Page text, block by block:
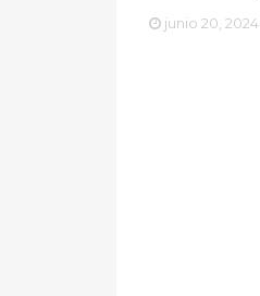
junio 20, 2024